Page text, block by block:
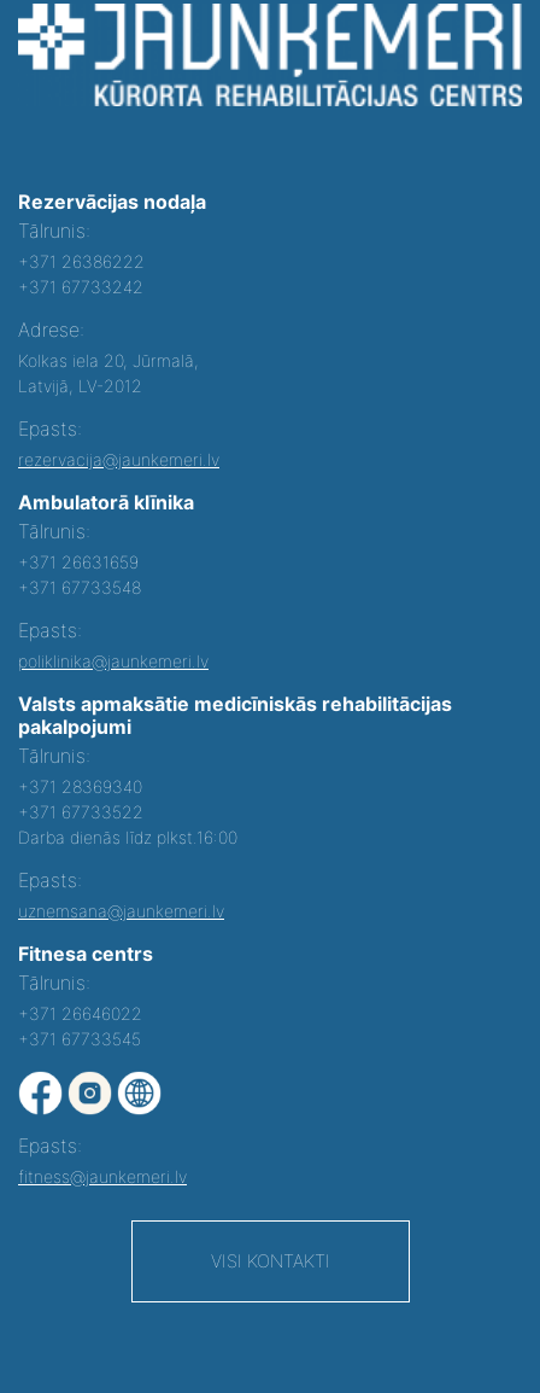
Rezervācijas nodaļa
Tālrunis:
+371 26386222
+371 67733242
Adrese:
Kolkas iela 20, Jūrmalā,
Latvijā, LV-2012
Epasts:
rezervacija@jaunkemeri.lv
Ambulatorā klīnika
Tālrunis:
+371 26631659
+371 67733548
Epasts:
poliklinika@jaunkemeri.lv
Valsts apmaksātie medicīniskās rehabilitācijas
pakalpojumi
Tālrunis:
+371 28369340
+371 67733522
Darba dienās līdz plkst.16:00
Epasts:
uznemsana@jaunkemeri.lv
Fitnesa centrs
Tālrunis:
+371 26646022
+371 67733545
Epasts:
fitness@jaunkemeri.lv
VISI KONTAKTI